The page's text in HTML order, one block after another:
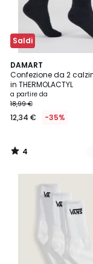
Saldi
DAMART
Confezione da 2
in THERMOLACTYL
a partire da
18,99 €
12,34 € -35%
4
/
5
2
Colori
4
/